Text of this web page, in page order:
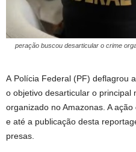
peração buscou desarticular o crime
A Polícia Federal (PF) deflagrou
o objetivo desarticular o principal
organizado no Amazonas. A
e até a publicação desta
presas.